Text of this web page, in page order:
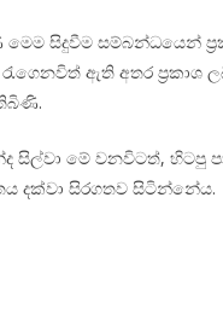
මෙම සිදුවීම සම්බන්ධයෙන්
ඇති අතර ප්‍රකාශ
සිල්වා මේ වනවිටත්, හිටපු
දක්වා සිරගතව සිටින්නේය.